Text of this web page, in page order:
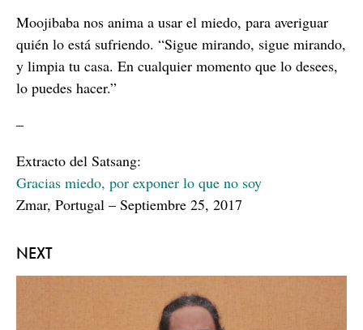
NEXT
Moojibaba nos anima a usar el miedo, para averiguar
quién lo está sufriendo. “Sigue mirando, sigue mirando,
y limpia tu casa. En cualquier momento que lo desees,
lo puedes hacer.”
–
Extracto del Satsang:
Gracias miedo, por exponer lo que no soy
Zmar, Portugal – Septiembre 25, 2017